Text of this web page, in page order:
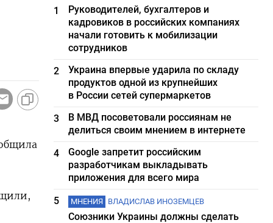
1
Руководителей, бухгалтеров и
кадровиков в российских компаниях
начали готовить к мобилизации
сотрудников
2
Украина впервые ударила по складу
продуктов одной из крупнейших
в России сетей супермаркетов
3
В МВД посоветовали россиянам не
делиться своим мнением в интернете
4
Google запретит российским
разработчикам выкладывать
приложения для всего мира
5
МНЕНИЯ ВЛАДИСЛАВ ИНОЗЕМЦЕВ
Союзники Украины должны сделать